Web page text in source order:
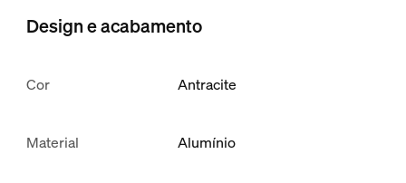
Design e acabamento
Cor Antracite
Material Alumínio